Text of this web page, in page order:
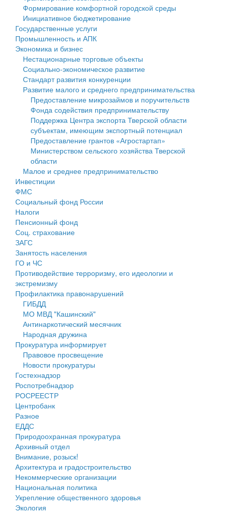
Государственные услуги
Промышленность и АПК
Экономика и бизнес
Символика
Устав
Гостям округа
Туризм
Культура
Образование
Здравоохранение
Социальная защита
Фотоальбом
муниципального округа Тверской области
Администрация Кашинского муниципального округа
Тверской области
Управление сельскими территориями
Открытые данные
Работа с обращениями граждан
Муниципальный контроль
Муниципальные услуги
Проекты административных регламентов
Антимонопольный комплаенс
Противодействие коррупции
Финансовое управление
Бюджет для граждан
Имущество
Выявление правообладателей ранее учтенных
объектов недвижимости
Имущественная поддержка субъектов малого и
среднего предпринимательства
Информационная поддержка субъектов малого и
среднего предпринимательства
Муниципальные программы
Контрольно-счетная палата
Персональные данные
Оценка регулирующего воздействия
Деятельность МУ
Нормативы градостроительного проектирования
Правила землепользования и застройки
Генеральные планы
Проекты планировки территории
Собрание депутатов
Городское поселение
Сельские поселения
Формирование комфортной городской среды
Инициативное бюджетирование
Государственные услуги
Промышленность и АПК
Экономика и бизнес
Нестационарные торговые объекты
Социально-экономическое развитие
Стандарт развития конкуренции
Развитие малого и среднего предпринимательства
Предоставление микрозаймов и поручительств
Фонда содействия предпринимательству
Поддержка Центра экспорта Тверской области
субъектам, имеющим экспортный потенциал
Предоставление грантов «Агростартап»
Министерством сельского хозяйства Тверской
области
Малое и среднее предпринимательство
Инвестиции
ФМС
Социальный фонд России
Налоги
Пенсионный фонд
Соц. страхование
ЗАГС
Занятость населения
ГО и ЧС
Противодействие терроризму, его идеологии и
экстремизму
Профилактика правонарушений
ГИБДД
МО МВД "Кашинский"
Антинаркотический месячник
Народная дружина
Прокуратура информирует
Правовое просвещение
Новости прокуратуры
Гостехнадзор
Роспотребнадзор
РОСРЕЕСТР
Центробанк
Разное
ЕДДС
Природоохранная прокуратура
Архивный отдел
Внимание, розыск!
Архитектура и градостроительство
Некоммерческие организации
Национальная политика
Укрепление общественного здоровья
Экология